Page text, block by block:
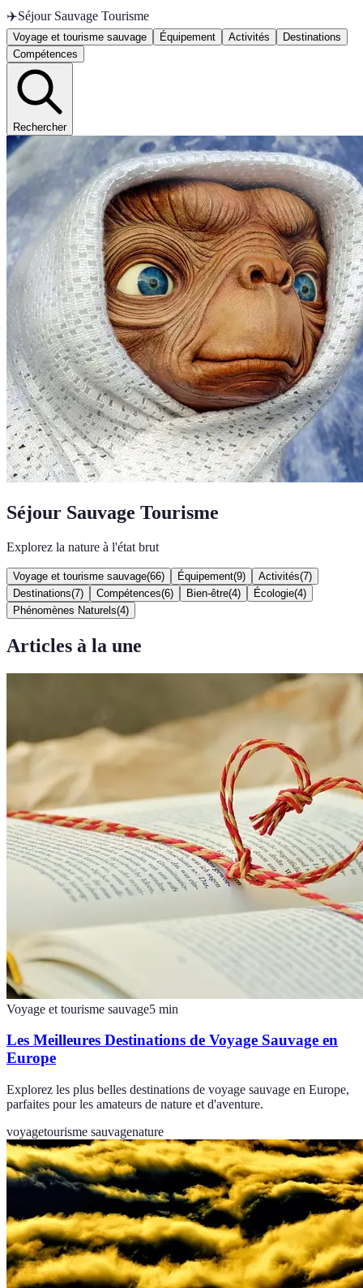
✈️Séjour Sauvage Tourisme
Voyage et tourisme sauvage Équipement Activités
Destinations
Compétences
Rechercher
Séjour Sauvage Tourisme
Explorez la nature à l'état brut
Voyage et tourisme sauvage(66) Équipement(9) Activités(7)
Destinations(7) Compétences(6) Bien-être(4) Écologie(4)
Phénomènes Naturels(4)
Articles à la une
Voyage et tourisme sauvage5 min
Les Meilleures Destinations de Voyage Sauvage en
Europe
Explorez les plus belles destinations de voyage sauvage en Europe,
parfaites pour les amateurs de nature et d'aventure.
voyagetourisme sauvagenature